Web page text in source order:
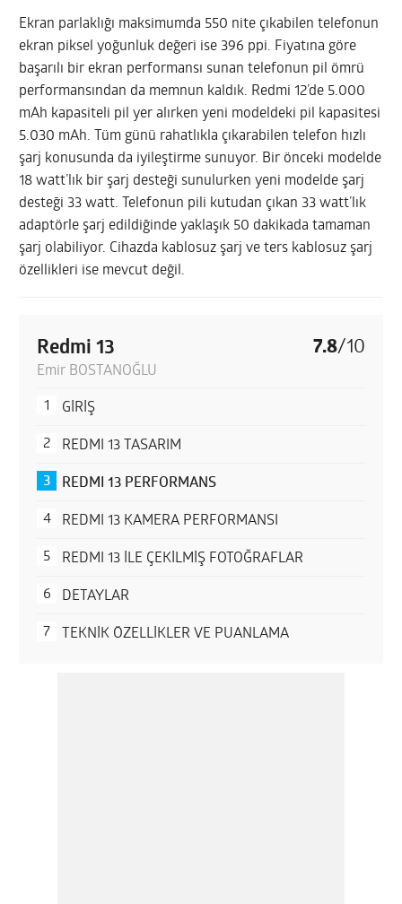
Ekran parlaklığı maksimumda 550 nite çıkabilen telefonun
ekran piksel yoğunluk değeri ise 396 ppi. Fiyatına göre
başarılı bir ekran performansı sunan telefonun pil ömrü
performansından da memnun kaldık. Redmi 12’de 5.000
mAh kapasiteli pil yer alırken yeni modeldeki pil kapasitesi
5.030 mAh. Tüm günü rahatlıkla çıkarabilen telefon hızlı
şarj konusunda da iyileştirme sunuyor. Bir önceki modelde
18 watt’lık bir şarj desteği sunulurken yeni modelde şarj
desteği 33 watt. Telefonun pili kutudan çıkan 33 watt’lık
adaptörle şarj edildiğinde yaklaşık 50 dakikada tamaman
şarj olabiliyor. Cihazda kablosuz şarj ve ters kablosuz şarj
özellikleri ise mevcut değil.
Redmi 13 7.8/10
Emir BOSTANOĞLU
GİRİŞ
REDMI 13 TASARIM
REDMI 13 PERFORMANS
REDMI 13 KAMERA PERFORMANSI
REDMI 13 İLE ÇEKİLMİŞ FOTOĞRAFLAR
DETAYLAR
TEKNİK ÖZELLİKLER VE PUANLAMA